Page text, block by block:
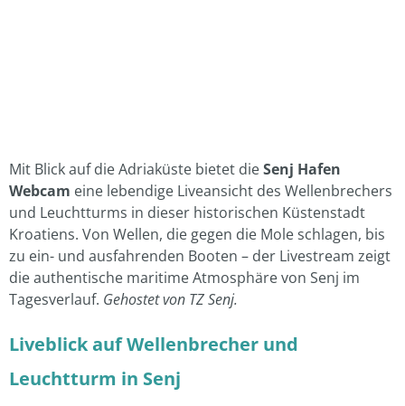
Mit Blick auf die Adriaküste bietet dieSenj Hafen
Webcam eine lebendige Liveansicht des Wellenbrechers
und Leuchtturms in dieser historischen Küstenstadt
Kroatiens. Von Wellen, die gegen die Mole schlagen, bis
zu ein- und ausfahrenden Booten – der Livestream zeigt
die authentische maritime Atmosphäre von Senj im
Tagesverlauf. Gehostet von TZ Senj.
Liveblick auf Wellenbrecher und
Leuchtturm in Senj